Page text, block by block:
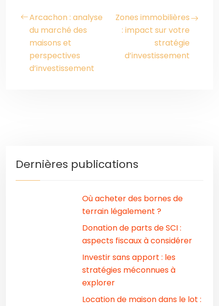
Arcachon : analyse
du marché des
maisons et
perspectives
d’investissement
Zones immobilières
: impact sur votre
stratégie
d’investissement
Dernières publications
Où acheter des bornes de
terrain légalement ?
Donation de parts de SCI :
aspects fiscaux à considérer
Investir sans apport : les
stratégies méconnues à
explorer
Location de maison dans le lot :